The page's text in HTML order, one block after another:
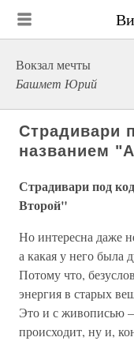
Вокзал мечты
Башмет Юрий
Страдивари
названием
Страдивари под
Второй"
Но интересна даже
а какая у него была
Потому что,
энергия в старых
Это и с живописью
происходит, ну и,